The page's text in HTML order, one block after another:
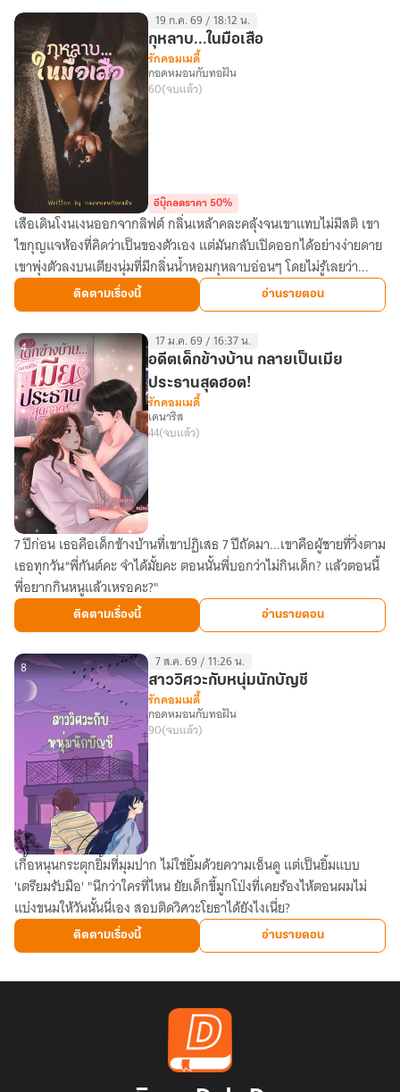
เธอ
จน
เผลอ
รัก
กุหลาบ...ใน
มือ
เสือ
19 ก.ค. 69 / 18:12 น.
กุหลาบ...ในมือเสือ
รักคอมเมดี้
กอดหมอนกับทอฝัน
60(จบแล้ว)
อีบุ๊กลดราคา 50%
เสือเดินโงนเงนออกจากลิฟต์ กลิ่นเหล้าคละคลุ้งจนเขาแทบไม่มีสติ เขา
ไขกุญแจห้องที่คิดว่าเป็นของตัวเอง แต่มันกลับเปิดออกได้อย่างง่ายดาย
เขาพุ่งตัวลงบนเตียงนุ่มที่มีกลิ่นน้ำหอมกุหลาบอ่อนๆ โดยไม่รู้เลยว่า...
ติดตามเรื่องนี้ อ่านรายตอน
อดีต
เด็ก
ข้าง
บ้าน
กลาย
เป็น
เมีย
ประธาน
สุด
4 17 ม.ค. 69 / 16:37 น.
อดีตเด็กข้างบ้าน กลายเป็นเมีย
ประธานสุดฮอต!
รักคอมเมดี้
เดนาริส
44(จบแล้ว)
7 ปีก่อน เธอคือเด็กข้างบ้านที่เขาปฏิเสธ 7 ปีถัดมา...เขาคือผู้ชายที่วิ่งตาม
เธอทุกวัน“พี่กันต์คะ จำได้มั้ยคะ ตอนนั้นพี่บอกว่าไม่กินเด็ก? แล้วตอนนี้
พี่อยากกินหนูแล้วเหรอคะ?"
ติดตามเรื่องนี้ อ่านรายตอน
สาว
วิศวะ
กับ
หนุ่ม
นัก
8 7 ส.ค. 69 / 11:26 น.
สาววิศวะกับหนุ่มนักบัญชี
รักคอมเมดี้
กอดหมอนกับทอฝัน
90(จบแล้ว)
เกื้อหนุนกระตุกยิ้มที่มุมปาก ไม่ใช่ยิ้มด้วยความเอ็นดู แต่เป็นยิ้มแบบ
'เตรียมรับมือ' "นึกว่าใครที่ไหน ยัยเด็กขี้มูกโป่งที่เคยร้องไห้ตอนผมไม่
แบ่งขนมให้วันนั้นนี่เอง สอบติดวิศวะโยธาได้ยังไงเนี่ย?
ติดตามเรื่องนี้ อ่านรายตอน